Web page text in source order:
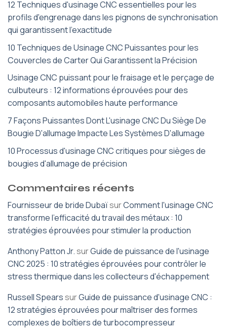
12 Techniques d'usinage CNC essentielles pour les
profils d'engrenage dans les pignons de synchronisation
qui garantissent l'exactitude
10 Techniques de Usinage CNC Puissantes pour les
Couvercles de Carter Qui Garantissent la Précision
Usinage CNC puissant pour le fraisage et le perçage de
culbuteurs : 12 informations éprouvées pour des
composants automobiles haute performance
7 Façons Puissantes Dont L'usinage CNC Du Siège De
Bougie D'allumage Impacte Les Systèmes D'allumage
10 Processus d'usinage CNC critiques pour sièges de
bougies d'allumage de précision
Commentaires récents
Fournisseur de bride DubaïsurComment l'usinage CNC
transforme l'efficacité du travail des métaux : 10
stratégies éprouvées pour stimuler la production
Anthony Patton Jr.surGuide de puissance de l'usinage
CNC 2025 : 10 stratégies éprouvées pour contrôler le
stress thermique dans les collecteurs d'échappement
Russell SpearssurGuide de puissance d'usinage CNC :
12 stratégies éprouvées pour maîtriser des formes
complexes de boîtiers de turbocompresseur